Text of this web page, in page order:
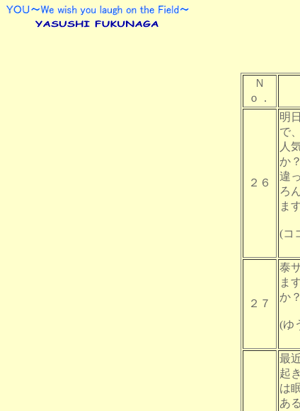
Ｎ
ｏ．
２６
明
で
人
か
違
ろ
ま
(コ
２７
泰
ま
か？
(ゆ
最
起
は
あ